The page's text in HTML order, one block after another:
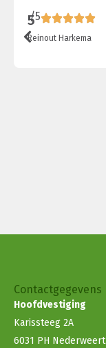
5/5
Reinout Harkema
Contactgegevens
Hoofdvestiging
Karissteeg 2A
6031 PH Nederweert